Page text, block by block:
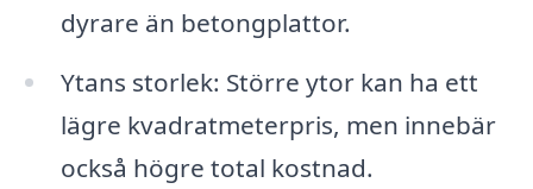
dyrare än betongplattor.
Ytans storlek: Större ytor kan ha ett
lägre kvadratmeterpris, men innebär
också högre total kostnad.